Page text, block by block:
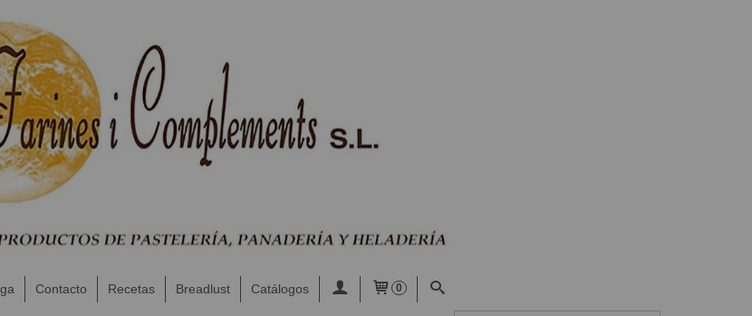
Contacto Recetas Breadlust Catálogos 0